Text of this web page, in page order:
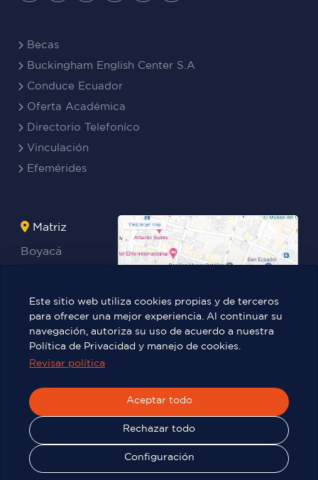
Becas
Buckingham English Center S.A
Conduce Ecuador
Oferta Académica
Directorio Telefoníco
Vinculación
Efemérides
Matriz
Boyacá
Teresa
Benites Ayala
| Todos los derechos reservados
Visitas9 M
Este sitio web utiliza cookies propias y de terceros
para ofrecer una mejor experiencia. Al continuar su
navegación, autoriza su uso de acuerdo a nuestra
Política de Privacidad y manejo de cookies.
Revisar política
Aceptar todo
Rechazar todo
Configuración